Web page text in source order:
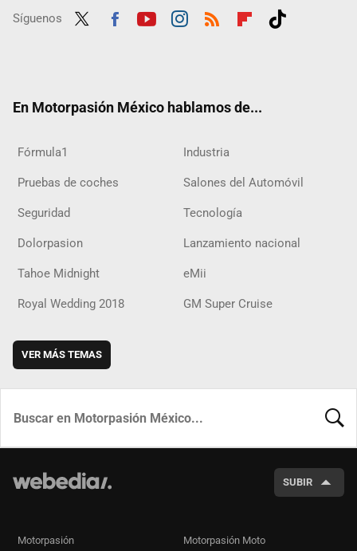
Síguenos
En Motorpasión México hablamos de...
Fórmula1 Industria
Pruebas de coches Salones del Automóvil
Seguridad Tecnología
Dolorpasion Lanzamiento nacional
Tahoe Midnight eMii
Royal Wedding 2018 GM Super Cruise
VER MÁS TEMAS
SUBIR
Motorpasión Motorpasión Moto